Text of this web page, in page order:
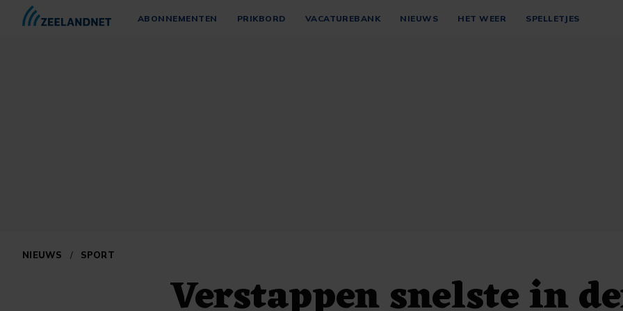
ABONNEMENTEN PRIKBORD VACATUREBANK NIEUWS HET WEER SPELLETJES
NIEUWS / SPORT